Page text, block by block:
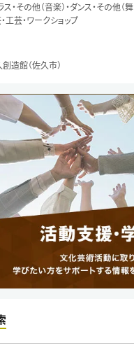
・その他（音楽）・ダンス・その他（舞
工芸・ワークショップ
造館（佐久市）